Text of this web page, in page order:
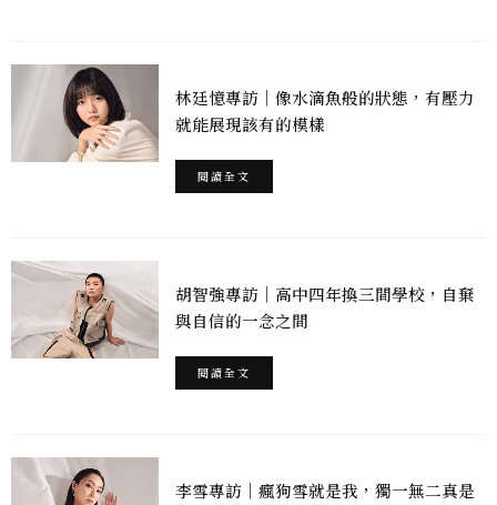
林廷憶專訪｜像水滴魚般的狀態，有壓力
就能展現該有的模樣
閱讀全文
胡智強專訪｜高中四年換三間學校，自棄
與自信的一念之間
閱讀全文
李雪專訪｜瘋狗雪就是我，獨一無二真是